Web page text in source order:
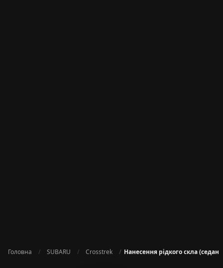
Головна SUBARU Crosstrek Нанесення рідкого скла (седан